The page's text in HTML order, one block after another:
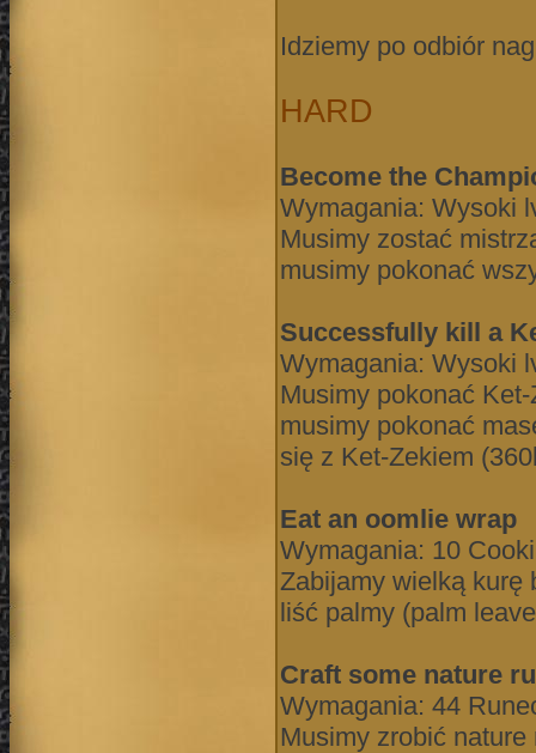
Idziemy po odbiór
HARD
Become the
Wymagania: Wysoki
Musimy zostać
musimy pokonać
Successfully kill a
Wymagania: Wysoki
Musimy pokonać
musimy pokonać
się z Ket-Zekiem
Eat an oomlie wrap
Wymagania: 10
Zabijamy wielką kurę
liść palmy (palm
Craft some nature
Wymagania: 44
Musimy zrobić nature